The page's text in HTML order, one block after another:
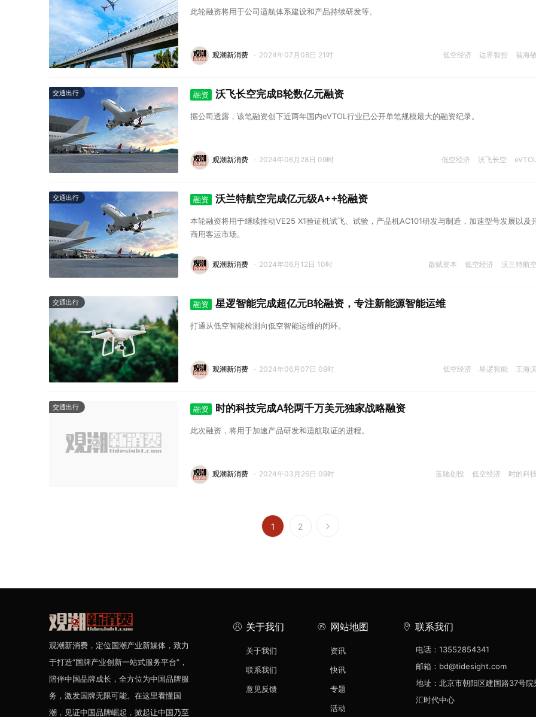
此轮融资将用于公司适航体系建设和产品持续研发等。
低空经济 边界智控 翁海敏
观潮新消费 · 2024年07月08日 21时
交通出行 融资 沃飞长空完成B轮数亿元融资
据公司透露，该笔融资创下近两年国内eVTOL行业已公开单笔规模最大的融资纪录。
低空经济 沃飞长空 eVTOL
观潮新消费 · 2024年06月28日 09时
交通出行 融资 沃兰特航空完成亿元级A++轮融资
本轮融资将用于继续推动VE25 X1验证机试飞、试验，产品机AC101研发与制造，加速型号发展以及
商用客运市场。
啟赋资本 低空经济 沃兰特航空
观潮新消费 · 2024年06月12日 10时
交通出行 融资 星逻智能完成超亿元B轮融资，专注新能源智能运维
打通从低空智能检测向低空智能运维的闭环。
低空经济 星逻智能 王海滨
观潮新消费 · 2024年06月07日 09时
交通出行 融资 时的科技完成A轮两千万美元独家战略融资
此次融资，将用于加速产品研发和适航取证的进程。
蓝驰创投 低空经济 时的科技
观潮新消费 · 2024年03月26日 09时
1 2
观潮新消费，定位国潮产业新媒体，致力
于打造“国牌产业创新一站式服务平台”，
陪伴中国品牌成长，全方位为中国品牌服
务，激发国牌无限可能。在这里看懂国
潮，见证中国品牌崛起，掀起让中国乃至
关于我们
关于我们
联系我们
意见反馈
网站地图
资讯
快讯
专题
活动
联系我们
电话：13552854341
邮箱：bd@tidesight.com
地址：北京市朝阳区建国路37号院
汇时代中心